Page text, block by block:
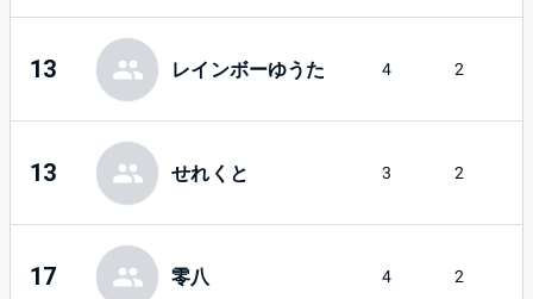
13 レインボーゆうた 4 2
13 せれくと 3 2
17 零八 4 2